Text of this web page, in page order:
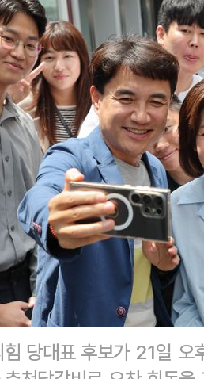
힘 당대표 후보가 21일